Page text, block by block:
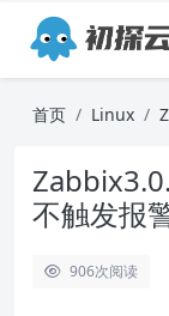
首页 Linux
不触发报
906次阅读